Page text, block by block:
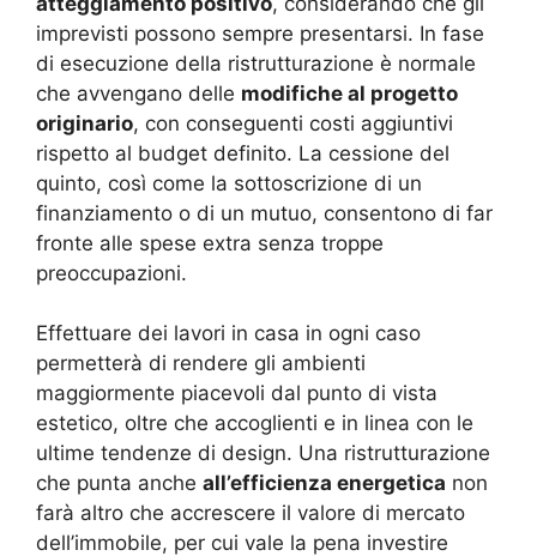
imprevisti possono sempre presentarsi. In fase
di esecuzione della ristrutturazione è normale
che avvengano delle modifiche al progetto
originario, con conseguenti costi aggiuntivi
rispetto al budget definito. La cessione del
quinto, così come la sottoscrizione di un
finanziamento o di un mutuo, consentono di far
fronte alle spese extra senza troppe
preoccupazioni.
Effettuare dei lavori in casa in ogni caso
permetterà di rendere gli ambienti
maggiormente piacevoli dal punto di vista
estetico, oltre che accoglienti e in linea con le
ultime tendenze di design. Una ristrutturazione
che punta anche all’efficienza energetica non
farà altro che accrescere il valore di mercato
dell’immobile, per cui vale la pena investire